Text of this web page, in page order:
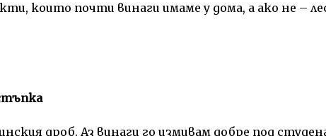
които почти винаги имаме у дома, а ако не –
дроб. Аз винаги го измивам добре под